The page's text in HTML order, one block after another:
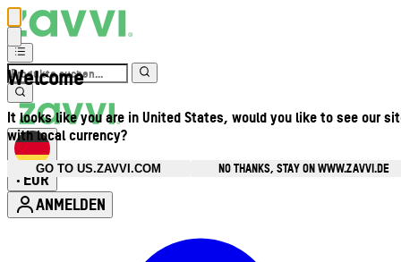
Welcome
It looks like you are in United States, would you like to see our
with local currency?
GO TO US.ZAVVI.COM
NO THANKS, STAY ON WWW.ZAVVI.DE
• EUR
ANMELDEN